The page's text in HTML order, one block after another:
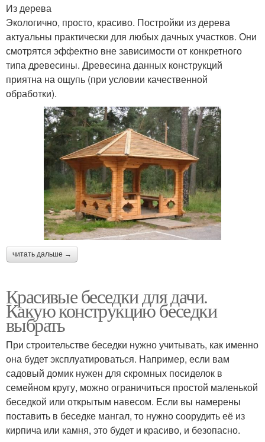
Из дерева
Экологично, просто, красиво. Постройки из дерева
актуальны практически для любых дачных участков. Они
смотрятся эффектно вне зависимости от конкретного
типа древесины. Древесина данных конструкций
приятна на ощупь (при условии качественной
обработки).
читать дальше →
Красивые беседки для дачи.
Какую конструкцию беседки
выбрать
При строительстве беседки нужно учитывать, как именно
она будет эксплуатироваться. Например, если вам
садовый домик нужен для скромных посиделок в
семейном кругу, можно ограничиться простой маленькой
беседкой или открытым навесом. Если вы намерены
поставить в беседке мангал, то нужно соорудить её из
кирпича или камня, это будет и красиво, и безопасно.